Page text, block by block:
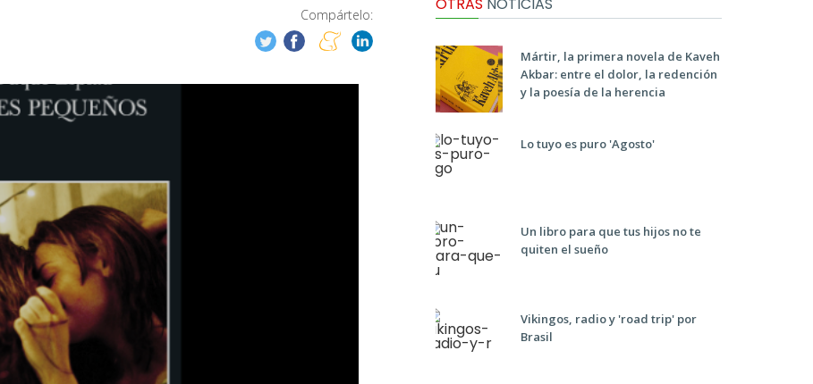
Compártelo:
Mártir, la primera novela de Kaveh
Akbar: entre el dolor, la redención
y la poesía de la herencia
Lo tuyo es puro 'Agosto'
Un libro para que tus hijos no te
quiten el sueño
Vikingos, radio y 'road trip' por
Brasil